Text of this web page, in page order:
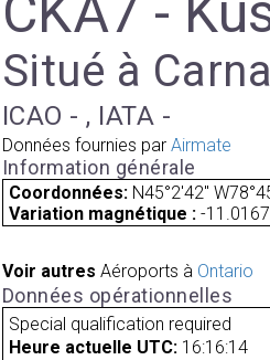
CKA7 -
Situé à
ICAO - , IATA -
Données fournies par Airmate
Information générale
Coordonnées: N45°2'42"
Variation magnétique : -
Voir autres Aéroports à Ontario
Données opérationnelles
Special qualification required
Heure actuelle UTC: 16:16:14